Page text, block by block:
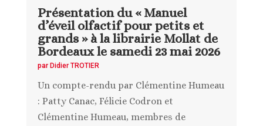
Présentation du « Manuel
d’éveil olfactif pour petits et
grands » à la librairie Mollat de
Bordeaux le samedi 23 mai 2026
par Didier TROTIER
Un compte-rendu par Clémentine Humeau
: Patty Canac, Félicie Codron et
Clémentine Humeau, membres de